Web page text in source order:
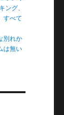
グ、
すべて
れか
は無い